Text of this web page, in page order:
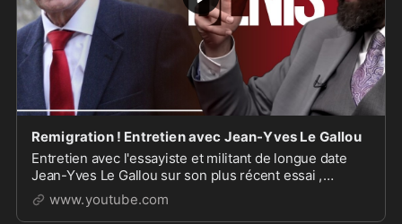
Remigration ! Entretien avec Jean-Yves Le Gallou
Entretien avec l'essayiste et militant de longue date
Jean-Yves Le Gallou sur son plus récent essai ,
Remigration. Pour l'Europe de nos enfants.Soyez là en
d...
www.youtube.com